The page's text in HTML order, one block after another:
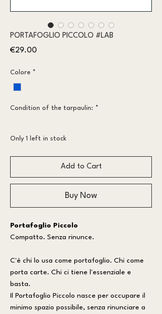
PORTAFOGLIO PICCOLO #LAB
€29.00
Colore *
Condition of the tarpaulin: *
Only 1 left in stock
Add to Cart
Buy Now
Portafoglio Piccolo
Compatto. Senza rinunce.
C'è chi lo usa come portafoglio. Chi come
porta carte. Chi ci tiene l'essenziale e
basta.
Il Portafoglio Piccolo nasce per occupare il
minimo spazio possibile, senza rinunciare a